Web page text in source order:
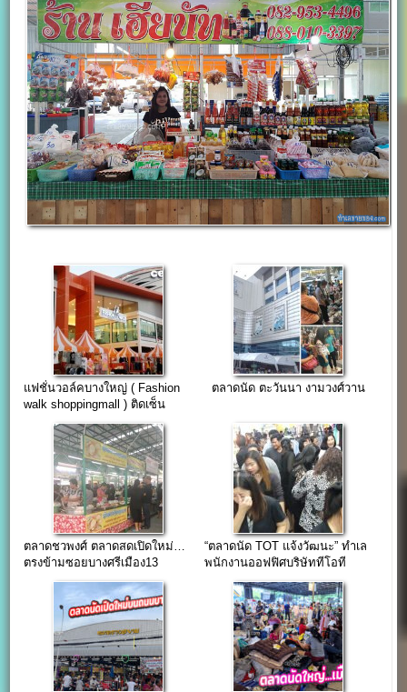
แฟชั่นวอล์คบางใหญ่ ( Fashion
walk shoppingmall ) ติดเซ็น
ทรัลเวสเกต จองด่วน โปรค่าเช่า
1000/เดือน
ตลาดนัด ตะวันนา งามวงศ์วาน
ตลาดชวพงศ์ ตลาดสดเปิดใหม่…
ตรงข้ามซอยบางศรีเมือง13
“ตลาดนัด TOT แจ้งวัฒนะ” ทำเล
พนักงานออฟฟิศบริษัททีโอที
สำนักงานใหญ่